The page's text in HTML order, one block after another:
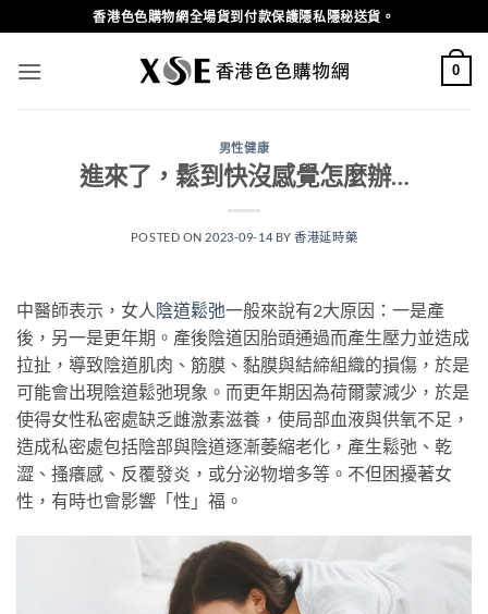
to
content
香港色色購物網全場貨到付款保護隱私隱秘送貨。
0
男性健康
進來了，鬆到快沒感覺怎麼辦…
POSTED ON 2023-09-14 BY香港延時藥
中醫師表示，女人 陰道鬆弛一般來說有2大原因：一是產
後，另一是更年期。產後陰道因胎頭通過而產生壓力並造成
拉扯，導致陰道肌肉、筋膜、黏膜與結締組織的損傷，於是
可能會出現陰道鬆弛現象。而更年期因為荷爾蒙減少，於是
使得女性私密處缺乏雌激素滋養，使局部血液與供氧不足，
造成私密處包括陰部與陰道逐漸萎縮老化，產生鬆弛、乾
澀、搔癢感、反覆發炎，或分泌物增多等。不但困擾著女
性，有時也會影響「性」福。